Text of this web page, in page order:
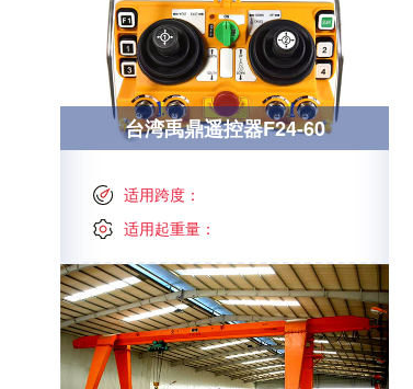
台湾禹鼎遥控器F24-60
适用跨度：
适用起重量：